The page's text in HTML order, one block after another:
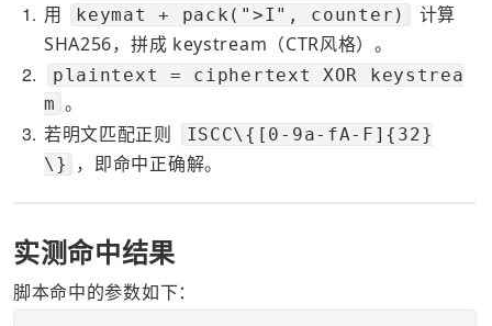
1 用 keymat + pack(">I", counter)
计算
SHA256，拼成 keystream（CTR风格）。
2
plaintext = ciphertext XOR keystrea
m 。
3 若明文匹配正则
ISCC\{[0-9a-fA-F]{32}
\}
，即命中正确解。
实测命中结果
脚本命中的参数如下：